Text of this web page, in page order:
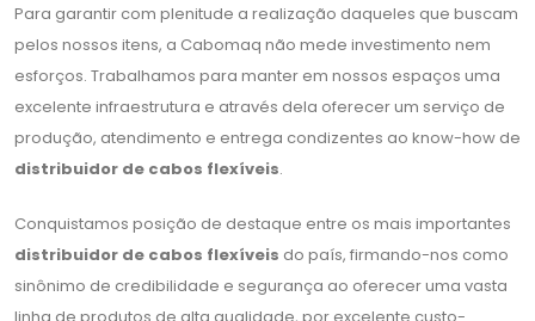
Para garantir com plenitude a realização daqueles que buscam
pelos nossos itens, a Cabomaq não mede investimento nem
esforços. Trabalhamos para manter em nossos espaços uma
excelente infraestrutura e através dela oferecer um serviço de
produção, atendimento e entrega condizentes ao know-how de
distribuidor de cabos flexíveis.
Conquistamos posição de destaque entre os mais importantes
distribuidor de cabos flexíveis do país, firmando-nos como
sinônimo de credibilidade e segurança ao oferecer uma vasta